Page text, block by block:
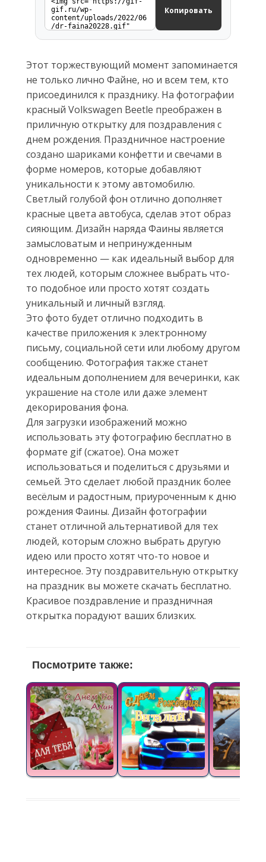
Копировать
Этот торжествующий момент запоминается
не только лично Файне, но и всем тем, кто
присоединился к празднику. На фотографии
красный Volkswagen Beetle преображен в
приличную открытку для поздравления с
днем рождения. Праздничное настроение
создано шариками конфетти и свечами в
форме номеров, которые добавляют
уникальности к этому автомобилю.
Светлый голубой фон отлично дополняет
красные цвета автобуса, сделав этот образ
сияющим. Дизайн наряда Фаины является
замысловатым и непринужденным
одновременно — как идеальный выбор для
тех людей, которым сложнее выбрать что-
то подобное или просто хотят создать
уникальный и личный взгляд.
Это фото будет отлично подходить в
качестве приложения к электронному
письму, социальной сети или любому другом
сообщению. Фотография также станет
идеальным дополнением для вечеринки, как
украшение на столе или даже элемент
декорирования фона.
Для загрузки изображений можно
использовать эту фотографию бесплатно в
формате gif (сжатое). Она может
использоваться и поделиться с друзьями и
семьей. Это сделает любой праздник более
весёлым и радостным, приуроченным к дню
рождения Фаины. Дизайн фотографии
станет отличной альтернативой для тех
людей, которым сложно выбрать другую
идею или просто хотят что-то новое и
интересное. Эту поздравительную открытку
на праздник вы можете скачать бесплатно.
Красивое поздравление и праздничная
открытка порадуют ваших близких.
Посмотрите также: